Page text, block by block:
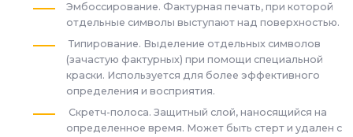
Эмбоссирование. Фактурная печать, при которой
отдельные символы выступают над поверхностью.
Типирование. Выделение отдельных символов
(зачастую фактурных) при помощи специальной
краски. Используется для более эффективного
определения и восприятия.
Скретч-полоса. Защитный слой, наносящийся на
определенное время. Может быть стерт и удален с